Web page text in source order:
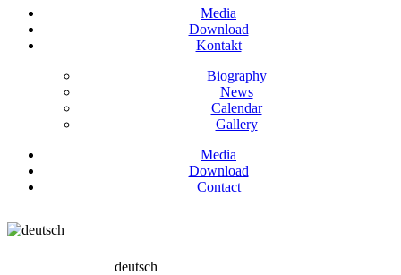
Media
Download
Kontakt
Biography
News
Calendar
Gallery
Media
Download
Contact
deutsch